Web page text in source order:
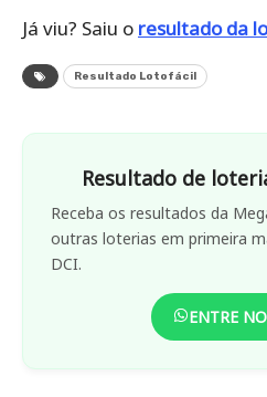
Já viu? Saiu o resultado da
Resultado Lotofácil
Resultado de
Receba os resultados da
outras loterias em primeira
DCI.
ENTRE